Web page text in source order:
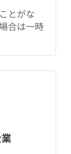
とがな
合は一時